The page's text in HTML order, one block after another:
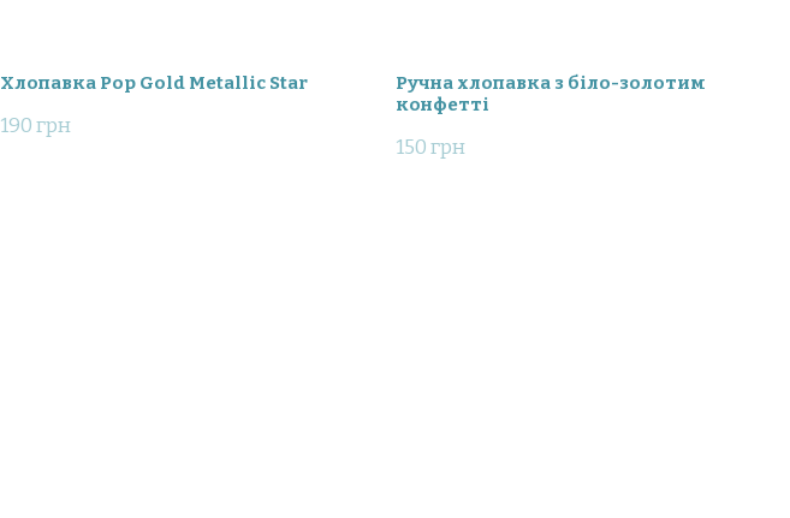
Хлопавка Pop Gold Metallic Star
190 грн
Ручна хлопавка з біло-золотим
конфетті
150 грн